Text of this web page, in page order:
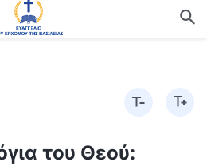
του Θεού: